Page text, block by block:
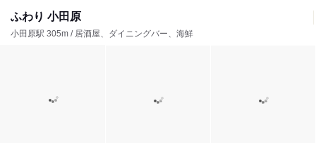
ふわり 小田原
小田原駅 305m / 居酒屋、ダイニングバー、海鮮